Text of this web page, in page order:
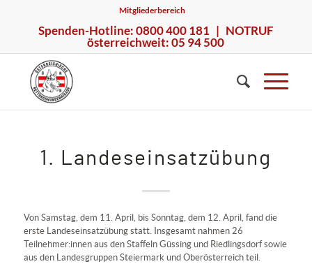
Mitgliederbereich
Spenden-Hotline: 0800 400 181 | NOTRUF
österreichweit: 05 94 500
1. Landeseinsatzübung
Von Samstag, dem 11. April, bis Sonntag, dem 12. April, fand die
erste Landeseinsatzübung statt. Insgesamt nahmen 26
Teilnehmer:innen aus den Staffeln Güssing und Riedlingsdorf sowie
aus den Landesgruppen Steiermark und Oberösterreich teil.